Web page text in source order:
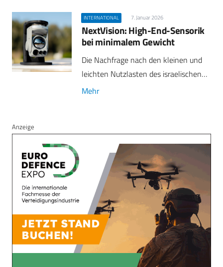
INTERNATIONAL 7. Januar 2026
NextVision: High-End-Sensorik
bei minimalem Gewicht
Die Nachfrage nach den kleinen und
leichten Nutzlasten des israelischen…
Mehr
Anzeige